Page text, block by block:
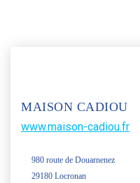
MAISON CADIOU
www.maison-cadiou.fr
980 route de Douarnenez
29180 Locronan